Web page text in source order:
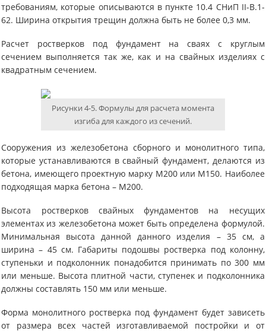
требованиям, которые описываются в пункте 10.4 СНиП II-В.1-
62. Ширина открытия трещин должна быть не более 0,3 мм.
Расчет ростверков под фундамент на сваях с круглым
сечением выполняется так же, как и на свайных изделиях с
квадратным сечением.
Рисунки 4-5. Формулы для расчета момента
изгиба для каждого из сечений.
Сооружения из железобетона сборного и монолитного типа,
которые устанавливаются в свайный фундамент, делаются из
бетона, имеющего проектную марку М200 или М150. Наиболее
подходящая марка бетона – М200.
Высота ростверков свайных фундаментов на несущих
элементах из железобетона может быть определена формулой.
Минимальная высота данной данного изделия – 35 см, а
ширина – 45 см. Габариты подошвы ростверка под колонну,
ступеньки и подколонник понадобится принимать по 300 мм
или меньше. Высота плитной части, ступенек и подколонника
должны составлять 150 мм или меньше.
Форма монолитного ростверка под фундамент будет зависеть
от размера всех частей изготавливаемой постройки и от